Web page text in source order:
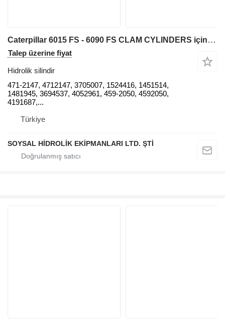
Caterpillar 6015 FS - 6090 FS CLAM CYLINDERS için Caterpillar 6015 FS - 6090 FS KELEPÇE SİLİNDİRLERİ 471-2147 hidrolik silindir
Talep üzerine fiyat
Hidrolik silindir
471-2147, 4712147, 3705007, 1524416, 1451514,
1481945, 3694537, 4052961, 459-2050, 4592050,
4191687,...
Türkiye
SOYSAL HİDROLİK EKİPMANLARI LTD. ŞTİ